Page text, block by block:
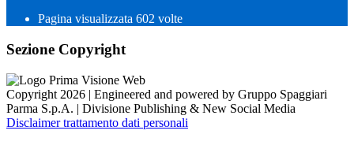
Pagina visualizzata 602 volte
Sezione Copyright
Copyright 2026 | Engineered and powered by Gruppo Spaggiari
Parma S.p.A. | Divisione Publishing & New Social Media
Disclaimer trattamento dati personali